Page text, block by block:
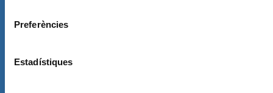
Preferències
Estadístiques